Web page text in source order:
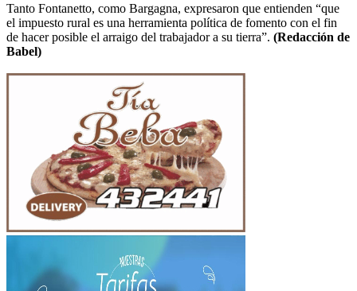
Tanto Fontanetto, como Bargagna, expresaron que entienden “que
el impuesto rural es una herramienta política de fomento con el fin
de hacer posible el arraigo del trabajador a su tierra”. (Redacción de
Babel)